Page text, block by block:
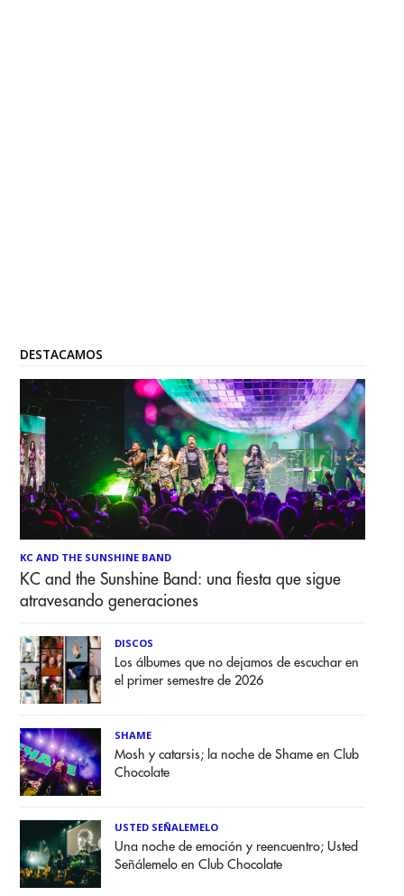
DESTACAMOS
KC AND THE SUNSHINE BAND
KC and the Sunshine Band: una fiesta que sigue
atravesando generaciones
DISCOS
Los álbumes que no dejamos de escuchar en
el primer semestre de 2026
SHAME
Mosh y catarsis; la noche de Shame en Club
Chocolate
USTED SEÑALEMELO
Una noche de emoción y reencuentro; Usted
Señálemelo en Club Chocolate